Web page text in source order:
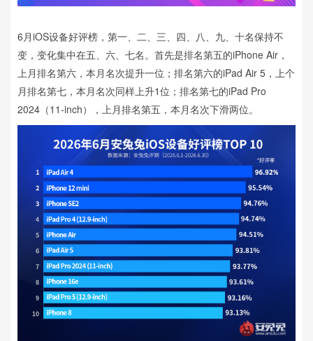
6月iOS设备好评榜，第一、二、三、四、八、九、十名保持不
变，变化集中在五、六、七名。首先是排名第五的iPhone Air，
上月排名第六，本月名次提升一位；排名第六的iPad Air 5，上个
月排名第七，本月名次同样上升1位；排名第七的iPad Pro
2024（11-inch），上月排名第五，本月名次下滑两位。